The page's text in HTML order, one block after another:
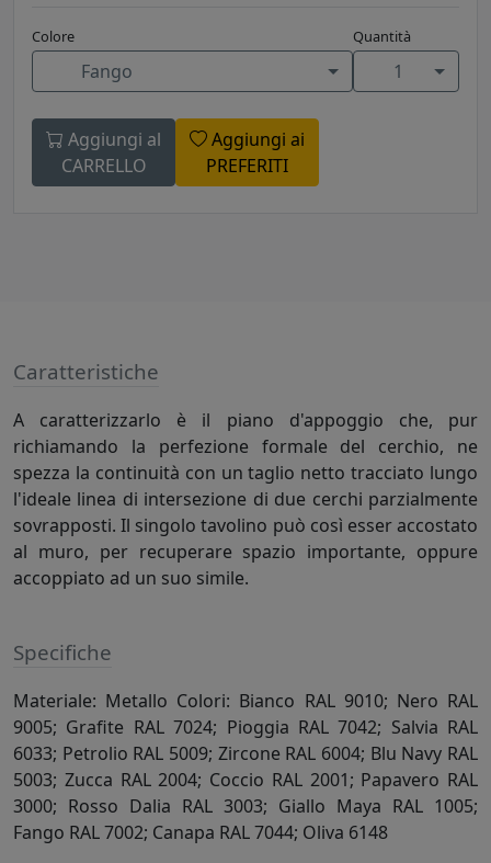
Colore
Fango
Quantità
1
Aggiungi al
CARRELLO
Aggiungi ai
PREFERITI
Caratteristiche
A caratterizzarlo è il piano d'appoggio che, pur
richiamando la perfezione formale del cerchio, ne
spezza la continuità con un taglio netto tracciato lungo
l'ideale linea di intersezione di due cerchi parzialmente
sovrapposti. Il singolo tavolino può così esser accostato
al muro, per recuperare spazio importante, oppure
accoppiato ad un suo simile.
Specifiche
Materiale: Metallo Colori: Bianco RAL 9010; Nero RAL
9005; Grafite RAL 7024; Pioggia RAL 7042; Salvia RAL
6033; Petrolio RAL 5009; Zircone RAL 6004; Blu Navy RAL
5003; Zucca RAL 2004; Coccio RAL 2001; Papavero RAL
3000; Rosso Dalia RAL 3003; Giallo Maya RAL 1005;
Fango RAL 7002; Canapa RAL 7044; Oliva 6148